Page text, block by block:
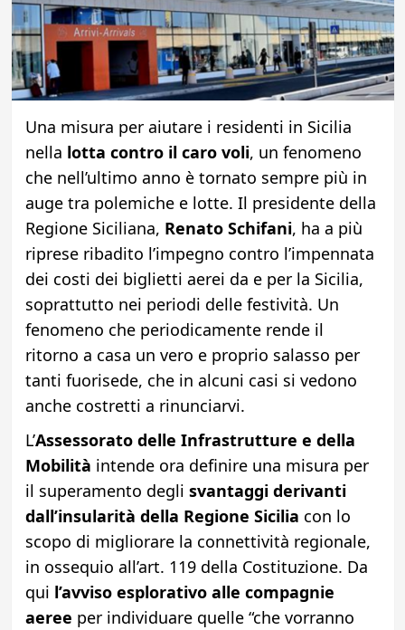
Una misura per aiutare i residenti in Sicilia
nella lotta contro il caro voli, un fenomeno
che nell’ultimo anno è tornato sempre più in
auge tra polemiche e lotte. Il presidente della
Regione Siciliana, Renato Schifani, ha a più
riprese ribadito l’impegno contro l’impennata
dei costi dei biglietti aerei da e per la Sicilia,
soprattutto nei periodi delle festività. Un
fenomeno che periodicamente rende il
ritorno a casa un vero e proprio salasso per
tanti fuorisede, che in alcuni casi si vedono
anche costretti a rinunciarvi.
L’Assessorato delle Infrastrutture e della
Mobilità intende ora definire una misura per
il superamento degli svantaggi derivanti
dall’insularità della Regione Sicilia con lo
scopo di migliorare la connettività regionale,
in ossequio all’art. 119 della Costituzione. Da
qui l’avviso esplorativo alle compagnie
aeree per individuare quelle “che vorranno